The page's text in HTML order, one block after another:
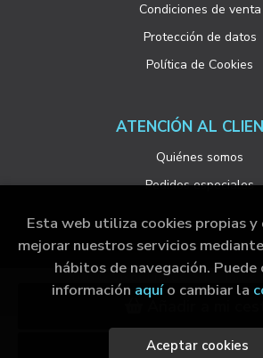
Condiciones de venta
Protección de datos
Política de Cookies
ATENCIÓN AL
Quiénes somos
Pedidos especiales
2026 © Visor Libros, S.L. . Todos
Reservados |Grupo
Esta web utiliza cookies propias y
mejorar nuestros servicios
hábitos de navegación.
información aquío cambiar la
Aceptar cookies